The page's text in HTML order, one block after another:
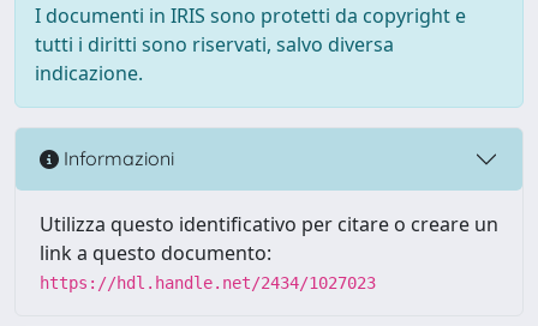
I documenti in IRIS sono protetti da copyright e
tutti i diritti sono riservati, salvo diversa
indicazione.
Informazioni
Utilizza questo identificativo per citare o creare un
link a questo documento:
https://hdl.handle.net/2434/1027023